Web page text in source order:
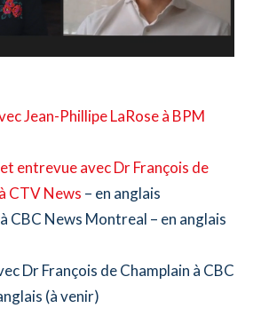
Jean-Phillipe LaRose à BPM
entrevue avec Dr François de
CTV News – en anglais
CBC News Montreal – en anglais
Dr François de Champlain à CBC
(à venir)